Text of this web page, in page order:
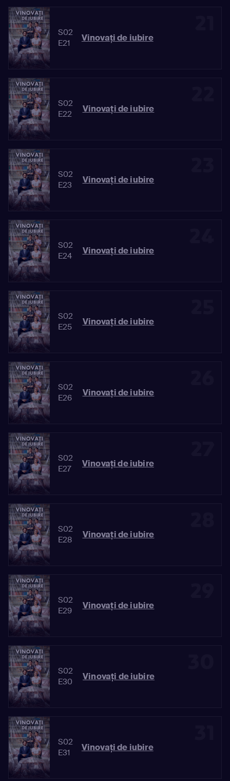
S02
E21
Vinovaţi de iubire
S02
E22
Vinovaţi de iubire
S02
E23
Vinovaţi de iubire
S02
E24
Vinovaţi de iubire
S02
E25
Vinovaţi de iubire
S02
E26
Vinovaţi de iubire
S02
E27
Vinovaţi de iubire
S02
E28
Vinovaţi de iubire
S02
E29
Vinovaţi de iubire
S02
E30
Vinovaţi de iubire
S02
E31
Vinovaţi de iubire